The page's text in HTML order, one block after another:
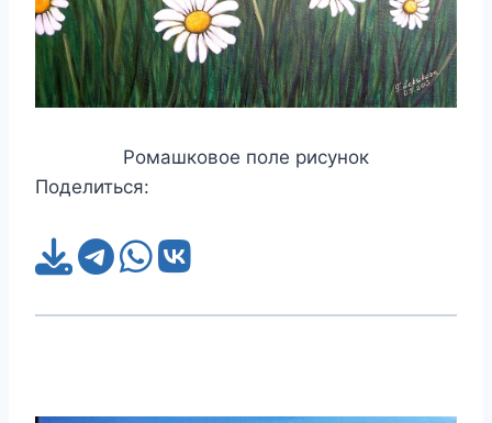
Ромашковое поле рисунок
Поделиться: